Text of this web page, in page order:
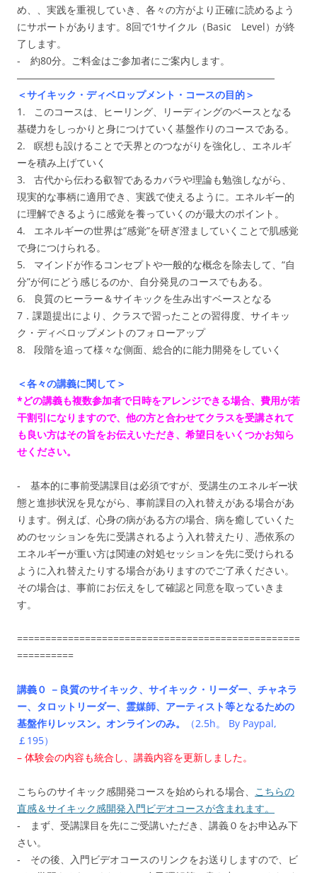
め、、実践を重視していき、各々の方がより正確に読めるよう
にサポートがあります。8回で1サイクル（Basic Level）が終
了します。
- 約80分。ご料金はご参加者にご案内します。
――――――――――――――――――――――――――
＜サイキック・ディベロップメント・コースの目的＞
1. このコースは、ヒーリング、リーディングのベースとなる
基礎力をしっかりと身につけていく基盤作りのコースである。
2. 瞑想も設けることで天界とのつながりを強化し、エネルギ
ーを積み上げていく
3. 古代から伝わる叡智であるカバラや理論も勉強しながら、
現実的な事柄に適用でき、実践で使えるように。エネルギー的
に理解できるように感覚を養っていくのが最大のポイント。
4. エネルギーの世界は“感覚”を研ぎ澄ましていくことで肌感覚
で身につけられる。
5. マインドが作るコンセプトや一般的な概念を除去して、“自
分”が何にどう感じるのか、自分発見のコースでもある。
6. 良質のヒーラー＆サイキックを生み出すベースとなる
7．課題提出により、クラスで習ったことの習得度、サイキッ
ク・ディベロップメントのフォローアップ
8. 段階を追って様々な側面、総合的に能力開発をしていく
＜各々の講義に関して＞
*どの講義も複数参加者で日時をアレンジできる場合、費用が若
干割引になりますので、他の方と合わせてクラスを受講されて
も良い方はその旨をお伝えいただき、希望日をいくつかお知ら
せください。
‐ 基本的に事前受講課目は必須ですが、受講生のエネルギー状
態と進捗状況を見ながら、事前課目の入れ替えがある場合があ
ります。例えば、心身の病がある方の場合、病を癒していくた
めのセッションを先に受講されるよう入れ替えたり、憑依系の
エネルギーが重い方は関連の対処セッションを先に受けられる
ように入れ替えたりする場合がありますのでご了承ください。
その場合は、事前にお伝えをして確認と同意を取っていきま
す。
==================================================
==========
講義０ －良質のサイキック、サイキック・リーダー、チャネラ
ー、タロットリーダー、霊媒師、アーティスト等となるための
基盤作りレッスン。オンラインのみ。
（2.5h。 By Paypal,
￡195）
– 体験会の内容も統合し、講義内容を更新しました。
こちらのサイキック感開発コースを始められる場合、 こちらの
直感＆サイキック感開発入門ビデオコースが含まれます。
‐ まず、受講課目を先にご受講いただき、講義０をお申込み下
さい。
‐ その後、入門ビデオコースのリンクをお送りしますので、ビ